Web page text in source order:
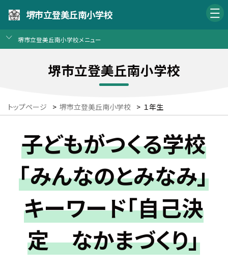
堺市立登美丘南小学校
堺市立登美丘南小学校メニュー
堺市立登美丘南小学校
トップページ > 堺市立登美丘南小学校 > １年生
子どもがつくる学校
「みんなのとみなみ」
キーワード「自己決
定 なかまづくり」